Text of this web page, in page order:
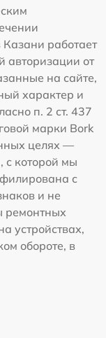
работает
авторизации от
на сайте,
характер и
п. 2 ст. 437
марки Bork
целях —
с которой мы
с
и не
ремонтных
устройствах,
обороте, в